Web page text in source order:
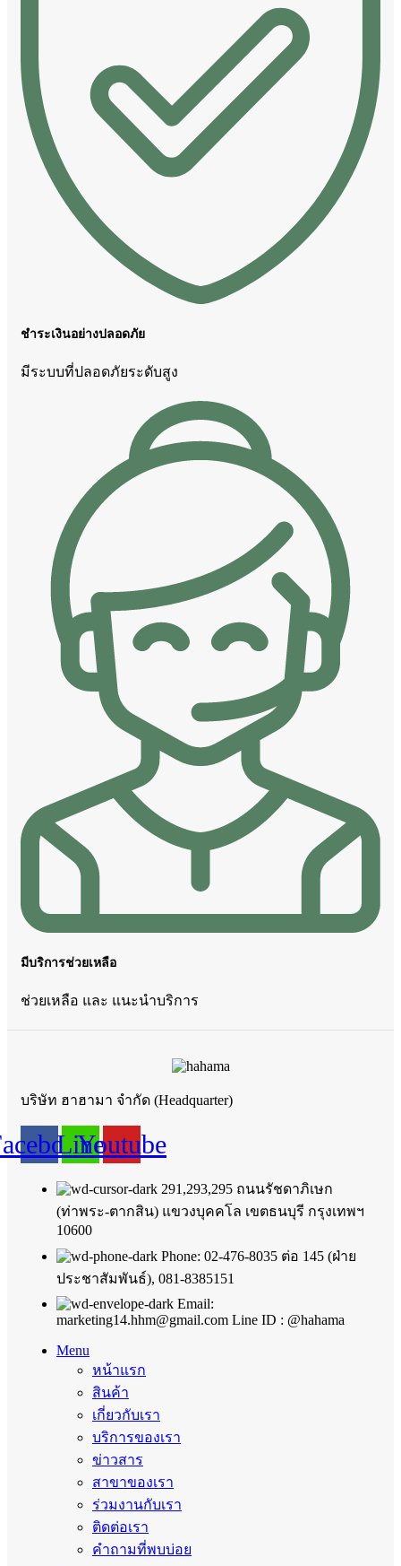
ชำระเงินอย่างปลอดภัย
มีระบบที่ปลอดภัยระดับสูง
มีบริการช่วยเหลือ
ช่วยเหลือ และ แนะนำบริการ
บริษัท ฮาฮามา จำกัด (Headquarter)
Line
Youtube
291,293,295 ถนนรัชดาภิเษก
(ท่าพระ-ตากสิน) แขวงบุคคโล เขตธนบุรี กรุงเทพฯ
10600
Phone: 02-476-8035 ต่อ 145 (ฝ่าย
ประชาสัมพันธ์), 081-8385151
Email:
marketing14.hhm@gmail.com Line ID : @hahama
Menu
หน้าแรก
สินค้า
เกี่ยวกับเรา
บริการของเรา
ข่าวสาร
สาขาของเรา
ร่วมงานกับเรา
ติดต่อเรา
คำถามที่พบบ่อย